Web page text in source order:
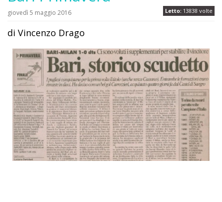
Letto: 13838 volte
giovedì 5 maggio 2016
di Vincenzo Drago